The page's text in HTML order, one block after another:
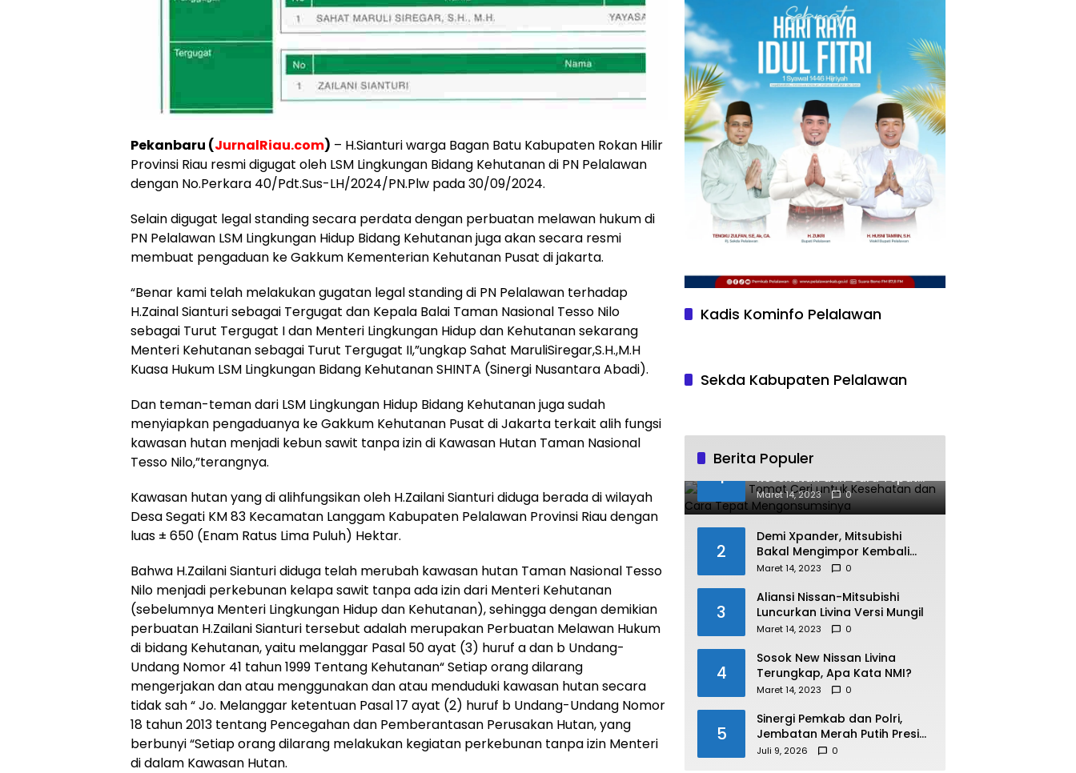
Pekanbaru (JurnalRiau.com) – H.Sianturi warga Bagan Batu Kabupaten Rokan Hilir
Provinsi Riau resmi digugat oleh LSM Lingkungan Bidang Kehutanan di PN Pelalawan
dengan No.Perkara 40/Pdt.Sus-LH/2024/PN.Plw pada 30/09/2024.
Selain digugat legal standing secara perdata dengan perbuatan melawan hukum di
PN Pelalawan LSM Lingkungan Hidup Bidang Kehutanan juga akan secara resmi
membuat pengaduan ke Gakkum Kementerian Kehutanan Pusat di jakarta.
“Benar kami telah melakukan gugatan legal standing di PN Pelalawan terhadap
H.Zainal Sianturi sebagai Tergugat dan Kepala Balai Taman Nasional Tesso Nilo
sebagai Turut Tergugat I dan Menteri Lingkungan Hidup dan Kehutanan sekarang
Menteri Kehutanan sebagai Turut Tergugat II,”ungkap Sahat MaruliSiregar,S.H.,M.H
Kuasa Hukum LSM Lingkungan Bidang Kehutanan SHINTA (Sinergi Nusantara Abadi).
Dan teman-teman dari LSM Lingkungan Hidup Bidang Kehutanan juga sudah
menyiapkan pengaduanya ke Gakkum Kehutanan Pusat di Jakarta terkait alih fungsi
kawasan hutan menjadi kebun sawit tanpa izin di Kawasan Hutan Taman Nasional
Tesso Nilo,”terangnya.
Kawasan hutan yang di alihfungsikan oleh H.Zailani Sianturi diduga berada di wilayah
Desa Segati KM 83 Kecamatan Langgam Kabupaten Pelalawan Provinsi Riau dengan
luas ± 650 (Enam Ratus Lima Puluh) Hektar.
Bahwa H.Zailani Sianturi diduga telah merubah kawasan hutan Taman Nasional Tesso
Nilo menjadi perkebunan kelapa sawit tanpa ada izin dari Menteri Kehutanan
(sebelumnya Menteri Lingkungan Hidup dan Kehutanan), sehingga dengan demikian
perbuatan H.Zailani Sianturi tersebut adalah merupakan Perbuatan Melawan Hukum
di bidang Kehutanan, yaitu melanggar Pasal 50 ayat (3) huruf a dan b Undang-
Undang Nomor 41 tahun 1999 Tentang Kehutanan“ Setiap orang dilarang
mengerjakan dan atau menggunakan dan atau menduduki kawasan hutan secara
tidak sah “ Jo. Melanggar ketentuan Pasal 17 ayat (2) huruf b Undang-Undang Nomor
18 tahun 2013 tentang Pencegahan dan Pemberantasan Perusakan Hutan, yang
berbunyi “Setiap orang dilarang melakukan kegiatan perkebunan tanpa izin Menteri
di dalam Kawasan Hutan.
Kadis Kominfo Pelalawan
Sekda Kabupaten Pelalawan
Berita Populer
1
Manfaat Tomat Ceri untuk
Kesehatan dan Cara Tepat
Mengonsumsinya
Maret 14, 2023 0
2
Demi Xpander, Mitsubishi
Bakal Mengimpor Kembali
Pajero Sport
Maret 14, 2023 0
3
Aliansi Nissan-Mitsubishi
Luncurkan Livina Versi Mungil
Maret 14, 2023 0
4
Sosok New Nissan Livina
Terungkap, Apa Kata NMI?
Maret 14, 2023 0
5
Sinergi Pemkab dan Polri,
Jembatan Merah Putih Presisi
Resmi Dibuka untuk
Juli 9, 2026 0